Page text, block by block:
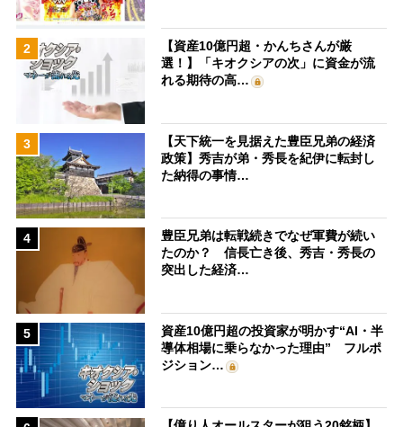
2
【資産10億円超・かんちさんが厳
選！】「キオクシアの次」に資金が流
れる期待の高…
3
【天下統一を見据えた豊臣兄弟の経済
政策】秀吉が弟・秀長を紀伊に転封し
た納得の事情…
4
豊臣兄弟は転戦続きでなぜ軍費が続い
たのか？ 信長亡き後、秀吉・秀長の
突出した経済…
5
資産10億円超の投資家が明かす“AI・半
導体相場に乗らなかった理由” フルポ
ジション…